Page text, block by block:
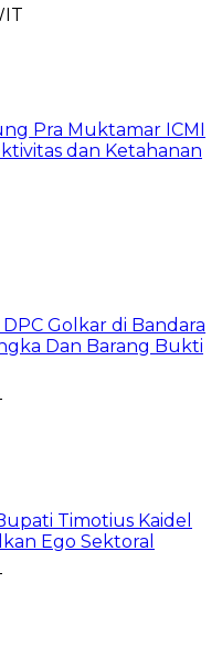
Pra Muktamar ICMI
dan Ketahanan
Golkar di Bandara
Dan Barang Bukti
Timotius Kaidel
Ego Sektoral